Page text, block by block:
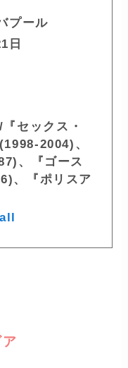
プール
日
『セックス・
2004)、
、『ゴース
、『ポリスア